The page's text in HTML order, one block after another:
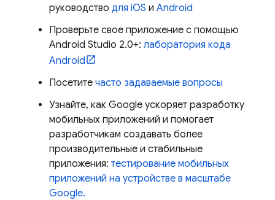
руководство для iOS и Android
Проверьте свое приложение с помощью
Android Studio 2.0+: лаборатория кода
Android
Посетите часто задаваемые вопросы
Узнайте, как Google ускоряет разработку
мобильных приложений и помогает
разработчикам создавать более
производительные и стабильные
приложения: тестирование мобильных
приложений на устройстве в масштабе
Google.